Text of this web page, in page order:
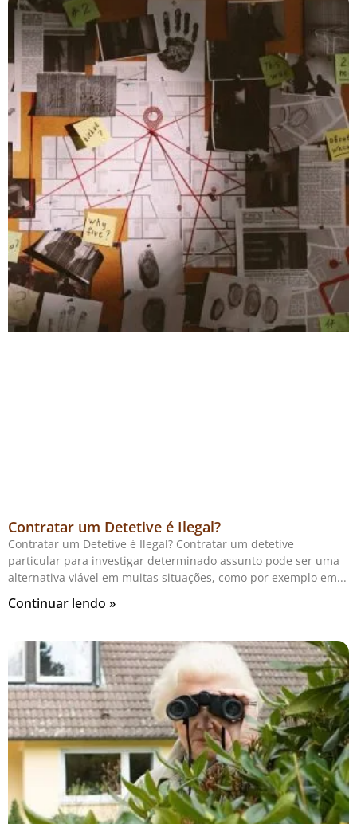
Contratar um Detetive é Ilegal?
Contratar um Detetive é Ilegal? Contratar um detetive
particular para investigar determinado assunto pode ser uma
alternativa viável em muitas situações, como por exemplo em
Continuar lendo »